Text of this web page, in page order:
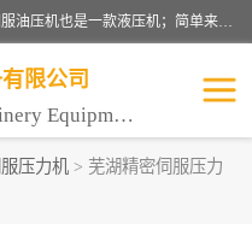
苏州布斯威机械设备有限公司主要经营：伺服油压机也是一款液压机；简单来说，传统的油压机，选用的是普通电机，普通电机容易发热，容易烧坏。伺服油压机采用先进的伺服电机，一般选用汇川 、日本大金、台达等品牌。伺服电机配套伺服泵还有伺服驱动器等部件，这样机器的电机过热，能耗的控制、机器工作的噪音都得到了完美的解决。
限公司
Suzhou Busiwei Machinery Equipment Co., Ltd.
压力机 > 芜湖精密伺服压力